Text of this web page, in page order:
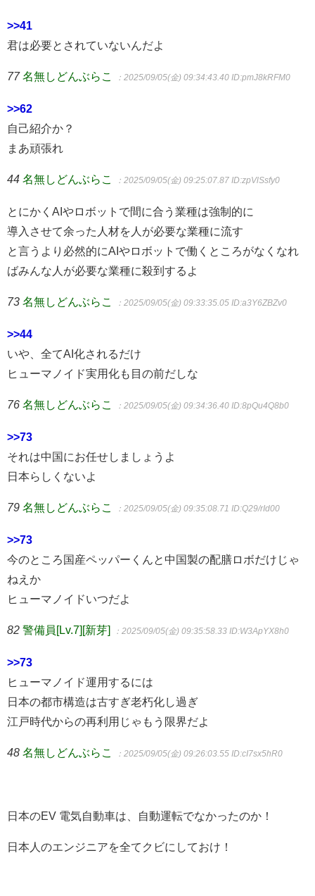
>>41
君は必要とされていないんだよ
77 名無しどんぶらこ ：2025/09/05(金) 09:34:43.40 ID:pmJ8kRFM0
>>62
自己紹介か？
まあ頑張れ
44 名無しどんぶらこ ：2025/09/05(金) 09:25:07.87 ID:zpVlSsfy0
とにかくAIやロボットで間に合う業種は強制的に
導入させて余った人材を人が必要な業種に流す
と言うより必然的にAIやロボットで働くところがなくなれ
ばみんな人が必要な業種に殺到するよ
73 名無しどんぶらこ ：2025/09/05(金) 09:33:35.05 ID:a3Y6ZBZv0
>>44
いや、全てAI化されるだけ
ヒューマノイド実用化も目の前だしな
76 名無しどんぶらこ ：2025/09/05(金) 09:34:36.40 ID:8pQu4Q8b0
>>73
それは中国にお任せしましょうよ
日本らしくないよ
79 名無しどんぶらこ ：2025/09/05(金) 09:35:08.71 ID:Q29/rId00
>>73
今のところ国産ペッパーくんと中国製の配膳ロボだけじゃ
ねえか
ヒューマノイドいつだよ
82 警備員[Lv.7][新芽] ：2025/09/05(金) 09:35:58.33 ID:W3ApYX8h0
>>73
ヒューマノイド運用するには
日本の都市構造は古すぎ老朽化し過ぎ
江戸時代からの再利用じゃもう限界だよ
48 名無しどんぶらこ ：2025/09/05(金) 09:26:03.55 ID:cI7sx5hR0
日本のEV 電気自動車は、自動運転でなかったのか！
日本人のエンジニアを全てクビにしておけ！